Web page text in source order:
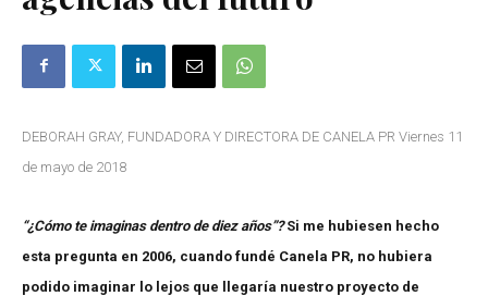
DEBORAH GRAY, FUNDADORA Y DIRECTORA DE CANELA PR Viernes 11
de mayo de 2018
“¿Cómo te imaginas dentro de diez años”?Si me hubiesen hecho
esta pregunta en 2006, cuando fundé Canela PR, no hubiera
podido imaginar lo lejos que llegaría nuestro proyecto de